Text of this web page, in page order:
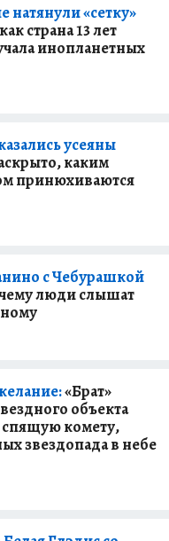
«сетку»
страна 13 лет
инопланетных
усеяны
каким
принюхиваются
с Чебурашкой
люди слышат
«Брат»
объекта
спящую комету,
звездопада в небе